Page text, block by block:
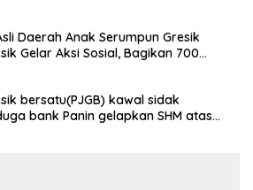
Daerah Anak Serumpun Gresik
Gelar Aksi Sosial, Bagikan 700
bersatu(PJGB) kawal sidak
bank Panin gelapkan SHM atas